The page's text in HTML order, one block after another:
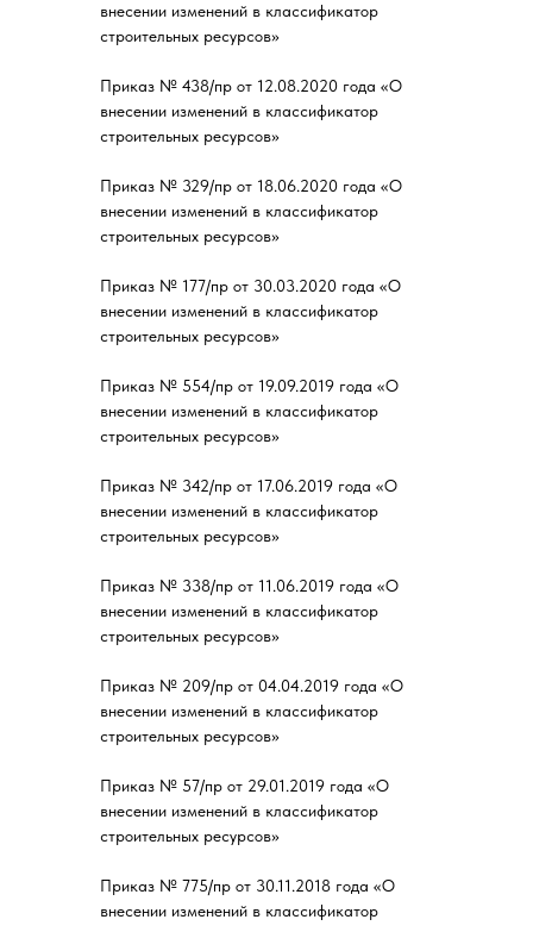
внесении изменений в классификатор
строительных ресурсов»
Приказ № 438/пр от 12.08.2020 года «О
внесении изменений в классификатор
строительных ресурсов»
Приказ № 329/пр от 18.06.2020 года «О
внесении изменений в классификатор
строительных ресурсов»
Приказ № 177/пр от 30.03.2020 года «О
внесении изменений в классификатор
строительных ресурсов»
Приказ № 554/пр от 19.09.2019 года «О
внесении изменений в классификатор
строительных ресурсов»
Приказ № 342/пр от 17.06.2019 года «О
внесении изменений в классификатор
строительных ресурсов»
Приказ № 338/пр от 11.06.2019 года «О
внесении изменений в классификатор
строительных ресурсов»
Приказ № 209/пр от 04.04.2019 года «О
внесении изменений в классификатор
строительных ресурсов»
Приказ № 57/пр от 29.01.2019 года «О
внесении изменений в классификатор
строительных ресурсов»
Приказ № 775/пр от 30.11.2018 года «О
внесении изменений в классификатор